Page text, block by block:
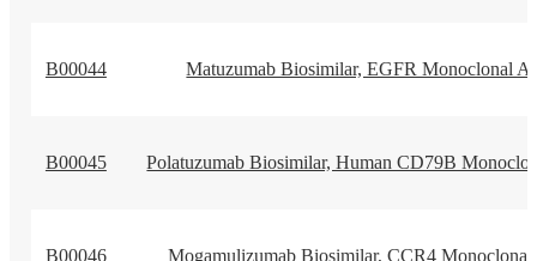
B00044 Matuzumab Biosimilar, EGFR Monoclonal
B00045 Polatuzumab Biosimilar, Human CD79B
B00046 Mogamulizumab Biosimilar, CCR4